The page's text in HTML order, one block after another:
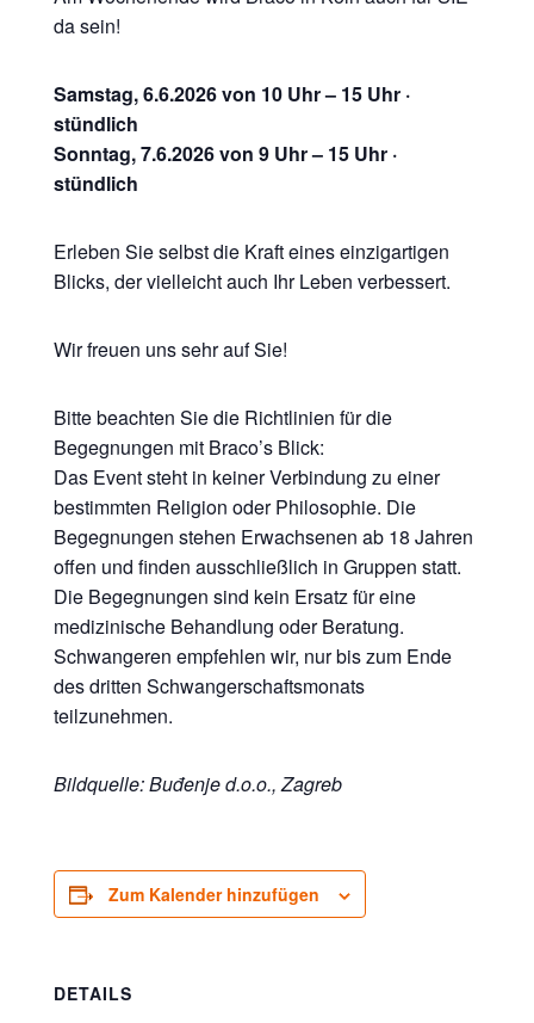
da sein!
Samstag, 6.6.2026 von 10 Uhr – 15 Uhr ·
stündlich
Sonntag, 7.6.2026 von 9 Uhr – 15 Uhr ·
stündlich
Erleben Sie selbst die Kraft eines einzigartigen
Blicks, der vielleicht auch Ihr Leben verbessert.
Wir freuen uns sehr auf Sie!
Bitte beachten Sie die Richtlinien für die
Begegnungen mit Braco’s Blick:
Das Event steht in keiner Verbindung zu einer
bestimmten Religion oder Philosophie. Die
Begegnungen stehen Erwachsenen ab 18 Jahren
offen und finden ausschließlich in Gruppen statt.
Die Begegnungen sind kein Ersatz für eine
medizinische Behandlung oder Beratung.
Schwangeren empfehlen wir, nur bis zum Ende
des dritten Schwangerschaftsmonats
teilzunehmen.
Bildquelle: Buđenje d.o.o., Zagreb
Zum Kalender hinzufügen
DETAILS